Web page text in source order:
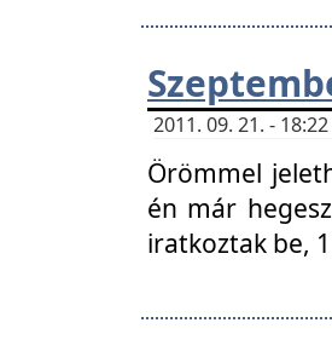
2011. 09. 21. -
Örömmel
én már
iratkoztak be,